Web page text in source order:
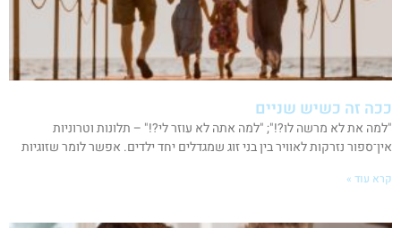
ככה זה כשיש שניים
"למה את לא מרשה לו?!"; "למה אתה לא עוזר לי?!" – תלונות וטרוניות
אין־ספור נזרקות לאוויר בין בני זוג שמגדלים יחד ילדים. אפשר לומר שזוגיות
קרא עוד »